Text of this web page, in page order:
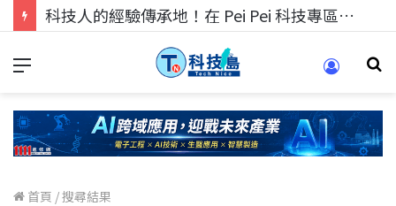
科技人的經驗傳承地！在 Pei Pei 科技專區，與學弟妹交流最硬核的技術
首頁 /搜尋結果